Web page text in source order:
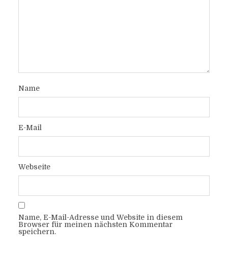
Name
E-Mail
Webseite
Name, E-Mail-Adresse und Website in diesem
Browser für meinen nächsten Kommentar
speichern.